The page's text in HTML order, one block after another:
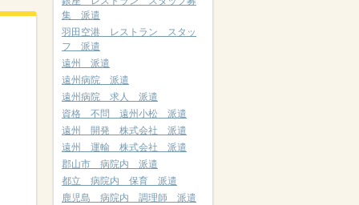
集 派遣
羽田空港 レストラン スタッ
フ 派遣
遠州 派遣
遠州病院 派遣
遠州病院 求人 派遣
資格 不問 遠州小松 派遣
遠州 開発 株式会社 派遣
遠州 運輸 株式会社 派遣
郡山市 病院内 派遣
都立 病院内 保育 派遣
鹿児島 病院内 調理師 派遣